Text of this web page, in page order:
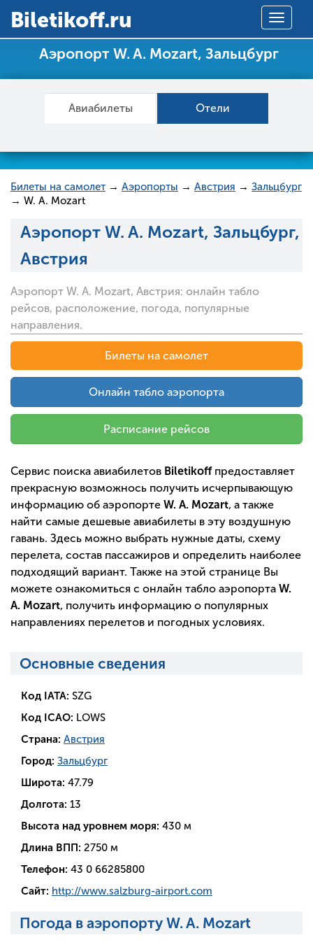
Toggle
Вiletikoff.ru
Аэропорт W. A. Mozart, Зальцбург
Авиабилеты Отели
Билеты на самолет → Аэропорты → Австрия → Зальцбург
→ W. A. Mozart
Аэропорт W. A. Mozart, Зальцбург,
Австрия
Аэропорт W. A. Mozart, Австрия: онлайн табло
рейсов, расположение, погода, популярные
направления.
Билеты на самолет
Онлайн табло аэропорта
Расписание рейсов
Сервис поиска авиабилетов Biletikoffпредоставляет
прекрасную возможнось получить исчерпывающую
информацию об аэропорте W. A. Mozart, а также
найти самые дешевые авиабилеты в эту воздушную
гавань. Здесь можно выбрать нужные даты, схему
перелета, состав пассажиров и определить наиболее
подходящий вариант. Также на этой странице Вы
можете ознакомиться с онлайн табло аэропорта W.
A. Mozart, получить информацию о популярных
направлениях перелетов и погодных условиях.
Основные сведения
Код IATA: SZG
Код ICAO: LOWS
Страна: Австрия
Город: Зальцбург
Широта: 47.79
Долгота: 13
Высота над уровнем моря: 430 м
Длина ВПП: 2750 м
Телефон: 43 0 66285800
Сайт: http://www.salzburg-airport.com
Погода в аэропорту W. A. Mozart